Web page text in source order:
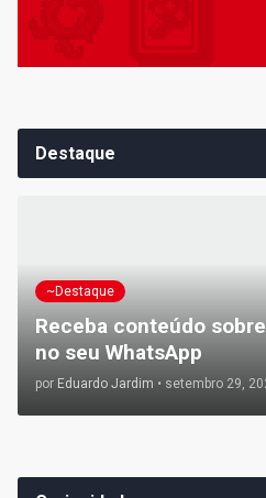
Destaque
~Destaque
Receba conteúdo
no seu WhatsApp
por Eduardo Jardim • setembro 29,